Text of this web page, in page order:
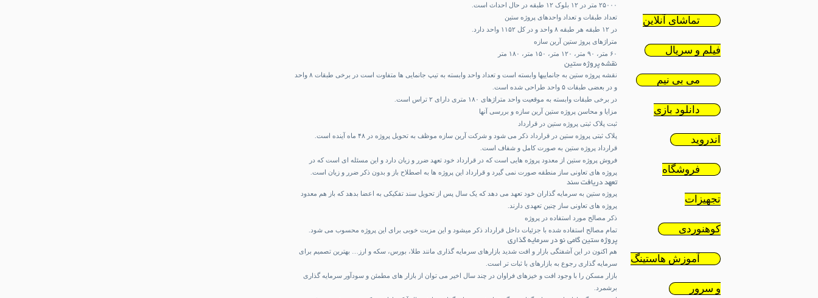
۲۵۰۰۰ متر در ۱۲ بلوک ۱۲ طبقه در حال احداث است.
تعداد طبقات و تعداد واحدهای پروژه ستین
در ۱۲ طبقه هر طبقه ۸ واحد و در کل ۱۱۵۲ واحد دارد.
متراژهای پروژ ستین آرین سازه
۶۰ متر، ۹۰ متر، ۱۲۰ متر، ۱۵۰ متر، ۱۸۰ متر
نقشه پروژه ستین
نقشه پروژه ستین به جانماییها وابسته است و تعداد واحد وابسته به تیپ جانمایی ها متفاوت است در برخی طبقات ۸ واحد
و در بعضی طبقات ۵ واحد طراحی شده است.
در برخی طبقات وابسته به موقعیت واحد متراژهای ۱۸۰ متری دارای ۲ تراس است.
مزایا و محاسن پروژه ستین آرین سازه و بررسی آنها
ثبت پلاک ثبتی پروژه ستین در قرارداد
پلاک ثبتی پروژه ستین در قرارداد ذکر می شود و شرکت آرین سازه موظف به تحویل پروژه در ۴۸ ماه آینده است.
قرارداد پروژه ستین به صورت کامل و شفاف است.
فروش پروژه ستین از معدود پروژه هایی است که در قرارداد خود تعهد ضرر و زیان دارد و این مسئله ای است که در
پروژه های تعاونی ساز منطقه صورت نمی گیرد و قرارداد این پروژه ها به اصطلاح باز و بدون ذکر ضرر و زیان است.
تعهد دریافت سند
پروژه ستین به سرمایه گذاران خود تعهد می دهد که یک سال پس از تحویل سند تفکیکی به اعضا بدهد که باز هم معدود
پروژه های تعاونی ساز چنین تعهدی دارند.
ذکر مصالح مورد استفاده در پروژه
تمام مصالح استفاده شده با جزئیات داخل قرارداد ذکر میشود و این مزیت خوبی برای این پروژه محسوب می شود.
پروژه ستین گامی نو در سرمایه گذاری
هم اکنون در این آشفتگی بازار و افت شدید بازارهای سرمایه گذاری مانند طلا، بورس، سکه و ارز… بهترین تصمیم برای
سرمایه گذاری رجوع به بازارهای با ثبات تر است.
بازار مسکن را با وجود افت و خیزهای فراوان در چند سال اخیر می توان از بازار های مطمئن و سودآور سرمایه گذاری
برشمرد.
تماشای آنلاین
فیلم و سریال
می بی نیم
دانلود بازی
اندروید
فروشگاه
تجهیزات
کوهنوردی
آموزش هاستینگ
و سرور